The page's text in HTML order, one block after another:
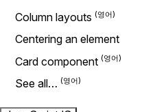
Column layouts
Centering an element
Card component
See all…